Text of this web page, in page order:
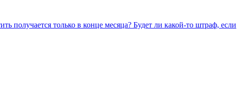
получается только в конце месяца? Будет ли какой-то штраф, если